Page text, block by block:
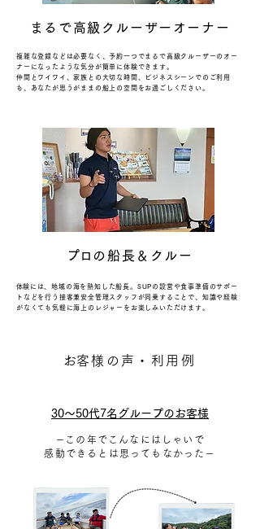
まるで高級クルーザーオーナー
複雑な登録などは必要なく、予約一つでまるで高級クルーザーのオー
ナーになったような気分が簡単に体験できます。
仲間とワイワイ、家族との大切な時間、ビジネスシーンでのご利用
も、あなたが思うがままの船上の空間をお過ごしください。
​プロ の船長＆クルー
​体験には、地域の海を熟知した船長。SUPの設営や食事準備のサポー
トなどを行う接客兼安全管理スタッフが同乗することで、知識や経験
がなくても気軽に海上のレジャーをお楽しみいただけます。
​お客様の声・利用例
30～50代7名グループのお客様
​－ この年でこんなにはしゃいで
感動できるとは思ってもなかった－